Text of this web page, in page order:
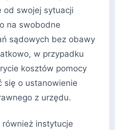
od swojej sytuacji
na swobodne
sądowych bez obawy
w przypadku
kosztów pomocy
się o ustanowienie
z urzędu.
instytucje